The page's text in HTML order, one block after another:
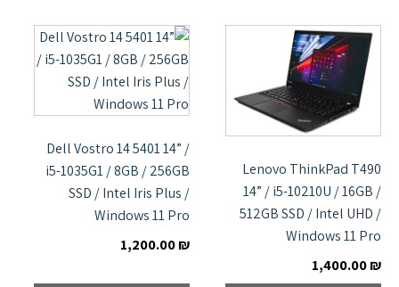
Lenovo ThinkPad T490
14” / i5-10210U / 16GB /
512GB SSD / Intel UHD /
Windows 11 Pro
1,400.00₪
Dell Vostro 14 5401 14” /
i5-1035G1 / 8GB / 256GB
SSD / Intel Iris Plus /
Windows 11 Pro
1,200.00₪